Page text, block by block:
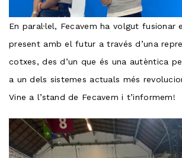
En paral·lel, Fecavem ha volgut fusionar
present amb el futur a través d’una
cotxes, des d’un que és una autèntica
a un dels sistemes actuals més
Vine a l’stand de Fecavem i t’informem!